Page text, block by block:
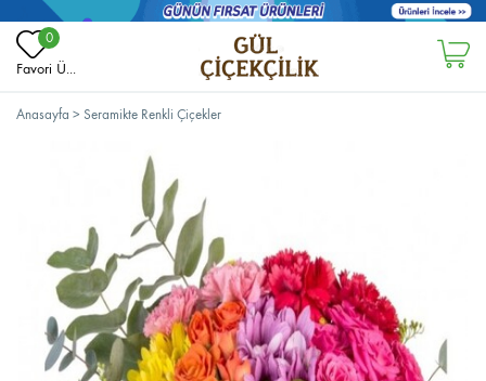
0
Favori Ü...
Anasayfa > Seramikte Renkli Çiçekler